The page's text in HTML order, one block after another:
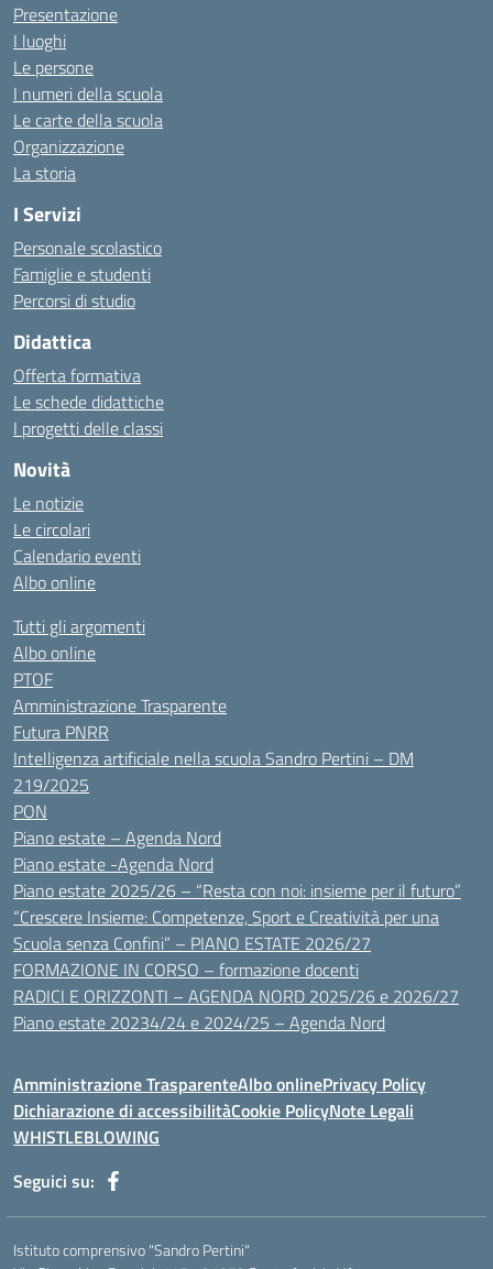
Presentazione
I luoghi
Le persone
I numeri della scuola
Le carte della scuola
Organizzazione
La storia
I Servizi
Personale scolastico
Famiglie e studenti
Percorsi di studio
Didattica
Offerta formativa
Le schede didattiche
I progetti delle classi
Novità
Le notizie
Le circolari
Calendario eventi
Albo online
Tutti gli argomenti
Albo online
PTOF
Amministrazione Trasparente
Futura PNRR
Intelligenza artificiale nella scuola Sandro Pertini – DM
219/2025
PON
Piano estate – Agenda Nord
Piano estate -Agenda Nord
Piano estate 2025/26 – “Resta con noi: insieme per il futuro”
“Crescere Insieme: Competenze, Sport e Creatività per una
Scuola senza Confini” – PIANO ESTATE 2026/27
FORMAZIONE IN CORSO – formazione docenti
RADICI E ORIZZONTI – AGENDA NORD 2025/26 e 2026/27
Piano estate 20234/24 e 2024/25 – Agenda Nord
Amministrazione TrasparenteAlbo onlinePrivacy Policy
Dichiarazione di accessibilitàCookie PolicyNote Legali
WHISTLEBLOWING
Seguici su:
Istituto comprensivo "Sandro Pertini"